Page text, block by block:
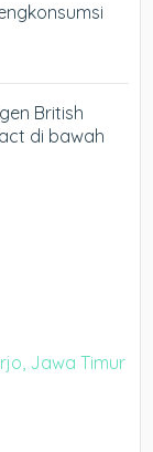
British
di bawah
Jawa Timur